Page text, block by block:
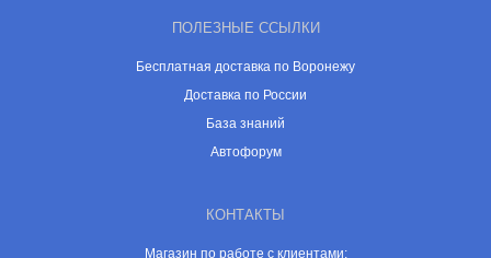
ПОЛЕЗНЫЕ ССЫЛКИ
Бесплатная доставка по Воронежу
Доставка по России
База знаний
Автофорум
КОНТАКТЫ
Магазин по работе с клиентами: